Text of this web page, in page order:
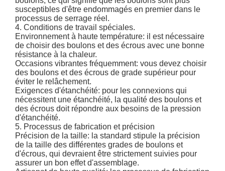
susceptibles d'être endommagés en premier dans le
processus de serrage réel.
4. Conditions de travail spéciales.
Environnement à haute température: il est nécessaire
de choisir des boulons et des écrous avec une bonne
résistance à la chaleur.
Occasions vibrantes fréquemment: vous devez choisir
des boulons et des écrous de grade supérieur pour
éviter le relâchement.
Exigences d'étanchéité: pour les connexions qui
nécessitent une étanchéité, la qualité des boulons et
des écrous doit répondre aux besoins de la pression
d'étanchéité.
5. Processus de fabrication et précision
Précision de la taille: la standard stipule la précision
de la taille des différentes grades de boulons et
d'écrous, qui devraient être strictement suivies pour
assurer un bon effet d'assemblage.